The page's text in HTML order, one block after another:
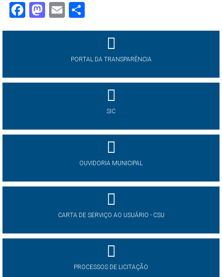
Facebook
Mastodon
Email
PORTAL DA TRANSPARÊNCIA
SIC
OUVIDORIA MUNICIPAL
CARTA DE SERVIÇO AO USUÁRIO - CSU
PROCESSOS DE LICITAÇÃO